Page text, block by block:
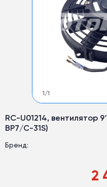
1 /1
RC-U01214, вентилятор
BP7/C-31S)
Бренд:
2